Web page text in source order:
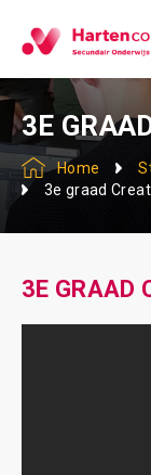
3E
Home
3e graad
3E GRAAD